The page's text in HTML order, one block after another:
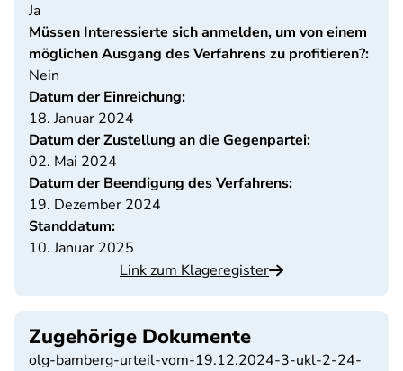
Ja
Müssen Interessierte sich anmelden, um von einem
möglichen Ausgang des Verfahrens zu profitieren?:
Nein
Datum der Einreichung:
18. Januar 2024
Datum der Zustellung an die Gegenpartei:
02. Mai 2024
Datum der Beendigung des Verfahrens:
19. Dezember 2024
Standdatum:
10. Januar 2025
Link zum Klageregister
Zugehörige Dokumente
olg-bamberg-urteil-vom-19.12.2024-3-ukl-2-24-